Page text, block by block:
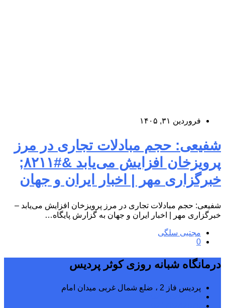
فروردین ۳۱, ۱۴۰۵
شفیعی: حجم مبادلات تجاری در مرز
پرویزخان افزایش می‌یابد &#۸۲۱۱;
خبرگزاری مهر | اخبار ایران و جهان
شفیعی: حجم مبادلات تجاری در مرز پرویزخان افزایش می‌یابد –
خبرگزاری مهر | اخبار ایران و جهان به گزارش پایگاه…
مجتبی سلگی
0
درمانگاه شبانه روزی کوثر پردیس
پردیس فاز 2 ، ضلع شمال غربی میدان امام